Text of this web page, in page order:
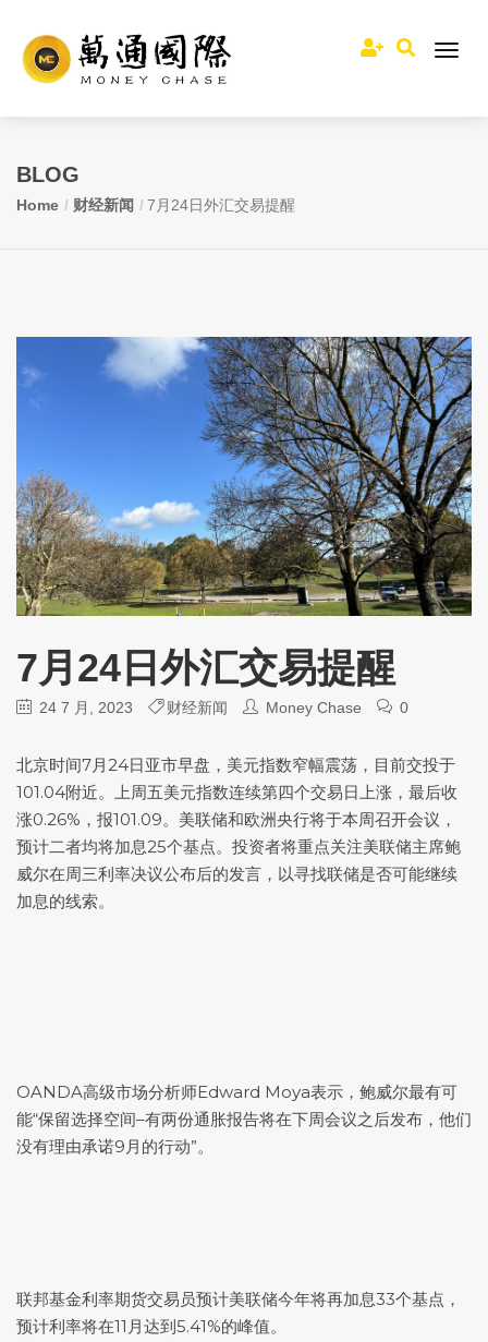
BLOG
Home 财经新闻 7月24日外汇交易提醒
7月24日外汇交易提醒
24 7 月, 2023 财经新闻 Money Chase 0
北京时间7月24日亚市早盘， 美元指数窄幅震荡，目前交投于
101.04附近。上周五美元指数连续第四个交易日上涨，最后收
涨0.26%，报101.09。美联储和欧洲央行将于本周召开会议，
预计二者均将加息25个基点。投资者将重点关注美联储主席鲍
威尔在周三利率决议公布后的发言，以寻找联储是否可能继续
加息的线索。
OANDA高级市场分析师Edward Moya表示，鲍威尔最有可
能“保留选择空间–有两份通胀报告将在下周会议之后发布，他们
没有理由承诺9月的行动”。
联邦基金利率期货交易员预计美联储今年将再加息33个基点，
预计利率将在11月达到5.41%的峰值。